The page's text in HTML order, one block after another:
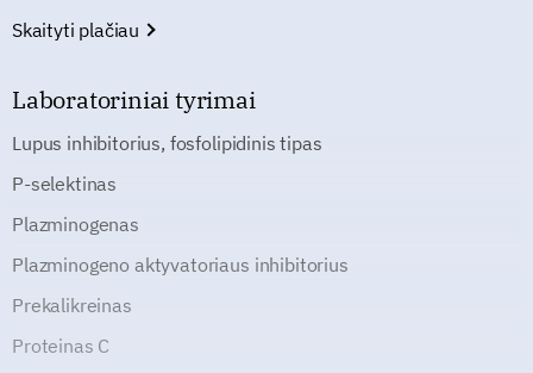
Skaityti plačiau
Laboratoriniai tyrimai
Lupus inhibitorius, fosfolipidinis tipas
P-selektinas
Plazminogenas
Plazminogeno aktyvatoriaus inhibitorius
Prekalikreinas
Proteinas C